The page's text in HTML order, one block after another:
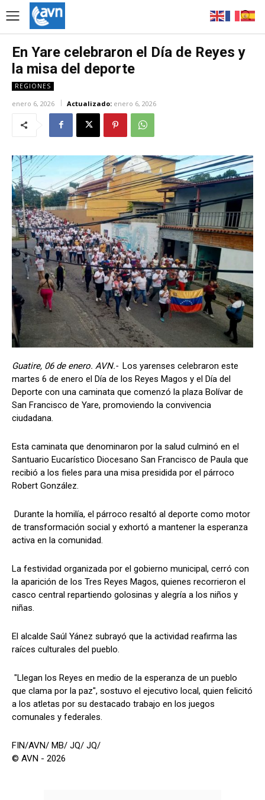
En Yare celebraron el Día de Reyes y
la misa del deporte
REGIONES
enero 6, 2026 Actualizado: enero 6, 2026
Guatire, 06 de enero. AVN.- Los yarenses celebraron este
martes 6 de enero el Día de los Reyes Magos y el Día del
Deporte con una caminata que comenzó la plaza Bolívar de
San Francisco de Yare, promoviendo la convivencia
ciudadana.
Esta caminata que denominaron por la salud culminó en el
Santuario Eucarístico Diocesano San Francisco de Paula que
recibió a los fieles para una misa presidida por el párroco
Robert González.
Durante la homilía, el párroco resaltó al deporte como motor
de transformación social y exhortó a mantener la esperanza
activa en la comunidad.
La festividad organizada por el gobierno municipal, cerró con
la aparición de los Tres Reyes Magos, quienes recorrieron el
casco central repartiendo golosinas y alegría a los niños y
niñas.
El alcalde Saúl Yánez subrayó que la actividad reafirma las
raíces culturales del pueblo.
"Llegan los Reyes en medio de la esperanza de un pueblo
que clama por la paz", sostuvo el ejecutivo local, quien felicitó
a los atletas por su destacado trabajo en los juegos
comunales y federales.
FIN/AVN/ MB/ JQ/ JQ/
© AVN - 2026